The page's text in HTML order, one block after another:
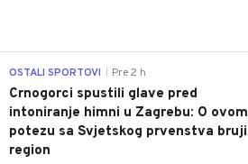
OSTALI SPORTOVI Pre 2 h
Crnogorci spustili glave pred
intoniranje himni u Zagrebu: O ovom
potezu sa Svjetskog prvenstva bruji
region